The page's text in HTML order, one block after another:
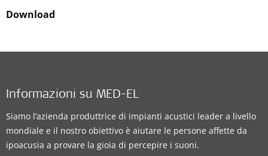
Download
Informazioni su MED-EL
Siamo l’azienda produttrice di impianti acustici leader a livello
mondiale e il nostro obiettivo è aiutare le persone affette da
ipoacusia a provare la gioia di percepire i suoni.